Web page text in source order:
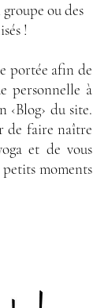
ou des
!
portée afin de
personnelle à
‹Blog› du site.
de faire naître
et de vous
petits moments